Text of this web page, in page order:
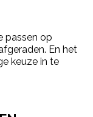
passen op
En het
keuze in te